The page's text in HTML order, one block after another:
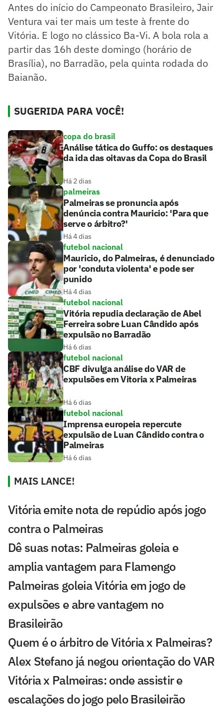
Antes do início do Campeonato Brasileiro, Jair
Ventura vai ter mais um teste à frente do
Vitória. E logo no clássico Ba-Vi. A bola rola a
partir das 16h deste domingo (horário de
Brasília), no Barradão, pela quinta rodada do
Baianão.
SUGERIDA PARA VOCÊ!
copa do brasil
Análise tática do Guffo: os destaques
da ida das oitavas da Copa do Brasil
Há 2 dias
palmeiras
Palmeiras se pronuncia após
denúncia contra Mauricio: 'Para que
serve o árbitro?'
Há 4 dias
futebol nacional
Mauricio, do Palmeiras, é denunciado
por 'conduta violenta' e pode ser
punido
Há 4 dias
futebol nacional
Vitória repudia declaração de Abel
Ferreira sobre Luan Cândido após
expulsão no Barradão
Há 6 dias
futebol nacional
CBF divulga análise do VAR de
expulsões em Vitoria x Palmeiras
Há 6 dias
futebol nacional
Imprensa europeia repercute
expulsão de Luan Cândido contra o
Palmeiras
Há 6 dias
MAIS LANCE!
Vitória emite nota de repúdio após jogo
contra o Palmeiras
Dê suas notas: Palmeiras goleia e
amplia vantagem para Flamengo
Palmeiras goleia Vitória em jogo de
expulsões e abre vantagem no
Brasileirão
Quem é o árbitro de Vitória x Palmeiras?
Alex Stefano já negou orientação do VAR
Vitória x Palmeiras: onde assistir e
escalações do jogo pelo Brasileirão